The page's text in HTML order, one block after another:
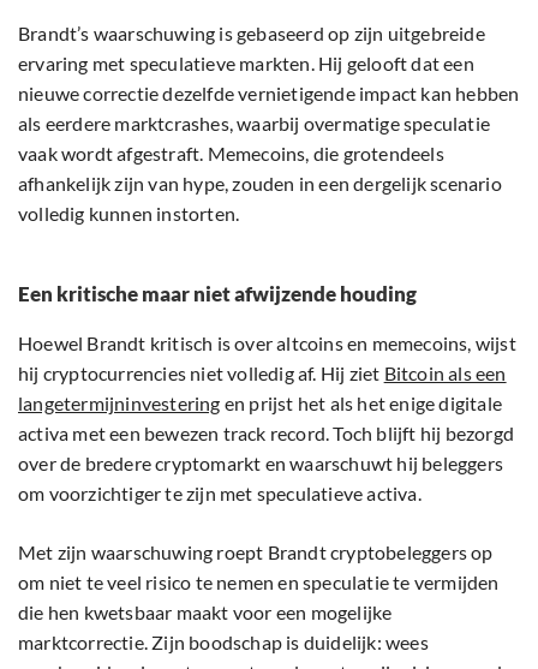
Brandt’s waarschuwing is gebaseerd op zijn uitgebreide
ervaring met speculatieve markten. Hij gelooft dat een
nieuwe correctie dezelfde vernietigende impact kan hebben
als eerdere marktcrashes, waarbij overmatige speculatie
vaak wordt afgestraft. Memecoins, die grotendeels
afhankelijk zijn van hype, zouden in een dergelijk scenario
volledig kunnen instorten.
Een kritische maar niet afwijzende houding
Hoewel Brandt kritisch is over altcoins en memecoins, wijst
hij cryptocurrencies niet volledig af. Hij ziet Bitcoin als een
langetermijninvestering en prijst het als het enige digitale
activa met een bewezen track record. Toch blijft hij bezorgd
over de bredere cryptomarkt en waarschuwt hij beleggers
om voorzichtiger te zijn met speculatieve activa.
Met zijn waarschuwing roept Brandt cryptobeleggers op
om niet te veel risico te nemen en speculatie te vermijden
die hen kwetsbaar maakt voor een mogelijke
marktcorrectie. Zijn boodschap is duidelijk: wees